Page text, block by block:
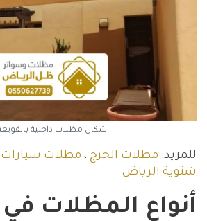
اشكال مظلات داخلية
للمزيد: مظلات الخرج ، مظلات سيارات
شتوية الرياض
أنواع المظلات في